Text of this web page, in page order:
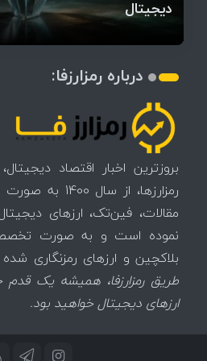
دیجیتال
چرا سرعت تراکنش‌ها در اقتصاد
تهدید بیت‌کوین مشخص شد
اتفاق تاریخی در بازار رمزارزها
تغییر می‌کند
کدامند؟
اتفاق مهم در بازار رمزارزها /
میز / ۶۲۲ بیت‌کوین کجا رفت؟
درباره رمزارزفا:
بروزترین اخبار اقتصاد
رمزارزها، از
مقالات، فین‌تک، ارزهای‌
نموده است و به صورت تخصصی
بلاکچین و ارزهای رمزنگاری
طریق رمزارزفا، همیشه یک قدم
ارزهای دیجیتال خواهید بود.